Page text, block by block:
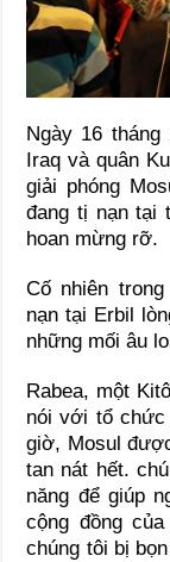
Ngày 16
Iraq và quân
giải phóng
đang tị nạn tại
hoan mừng rỡ.
Cố nhiên
nạn tại Erbil
những mối âu
Rabea, một
nói với tổ chức
giờ, Mosul
tan nát hết.
năng để giúp
cộng đồng
chúng tôi bị